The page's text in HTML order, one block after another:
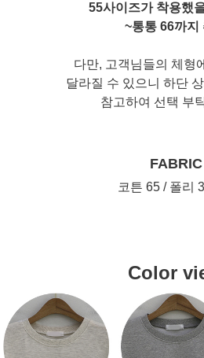
55사이즈가 착용했
~통통 66까지
다만, 고객님들의 체형
달라질 수 있으니 하단
참고하여 선택 부
FABRIC
코튼 65 / 폴리
Color